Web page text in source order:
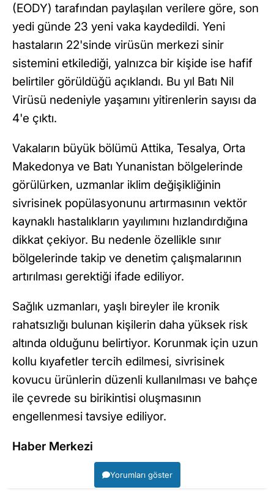
(EODY) tarafından paylaşılan verilere göre, son
yedi günde 23 yeni vaka kaydedildi. Yeni
hastaların 22'sinde virüsün merkezi sinir
sistemini etkilediği, yalnızca bir kişide ise hafif
belirtiler görüldüğü açıklandı. Bu yıl Batı Nil
Virüsü nedeniyle yaşamını yitirenlerin sayısı da
4'e çıktı.
Vakaların büyük bölümü Attika, Tesalya, Orta
Makedonya ve Batı Yunanistan bölgelerinde
görülürken, uzmanlar iklim değişikliğinin
sivrisinek popülasyonunu artırmasının vektör
kaynaklı hastalıkların yayılımını hızlandırdığına
dikkat çekiyor. Bu nedenle özellikle sınır
bölgelerinde takip ve denetim çalışmalarının
artırılması gerektiği ifade ediliyor.
Sağlık uzmanları, yaşlı bireyler ile kronik
rahatsızlığı bulunan kişilerin daha yüksek risk
altında olduğunu belirtiyor. Korunmak için uzun
kollu kıyafetler tercih edilmesi, sivrisinek
kovucu ürünlerin düzenli kullanılması ve bahçe
ile çevrede su birikintisi oluşmasının
engellenmesi tavsiye ediliyor.
Haber Merkezi
Yorumları göster